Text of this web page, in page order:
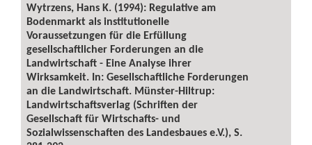
Wytrzens, Hans K. (1994): Regulative am
Bodenmarkt als institutionelle
Voraussetzungen für die Erfüllung
gesellschaftlicher Forderungen an die
Landwirtschaft - Eine Analyse ihrer
Wirksamkeit. In: Gesellschaftliche Forderungen
an die Landwirtschaft. Münster-Hiltrup:
Landwirtschaftsverlag (Schriften der
Gesellschaft für Wirtschafts- und
Sozialwissenschaften des Landesbaues e.V.), S.